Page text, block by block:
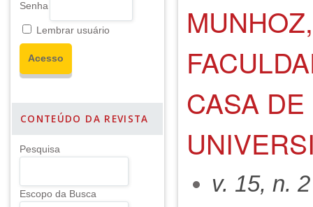
Senha
Lembrar usuário
CONTEÚDO DA REVISTA
Pesquisa
Escopo da Busca
CASA
v. 15, n.